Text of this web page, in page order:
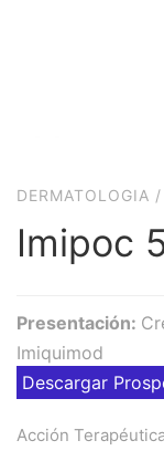
DERMATOLOGIA /
Imipoc
Presentación:
Imiquimod
Descargar
Acción